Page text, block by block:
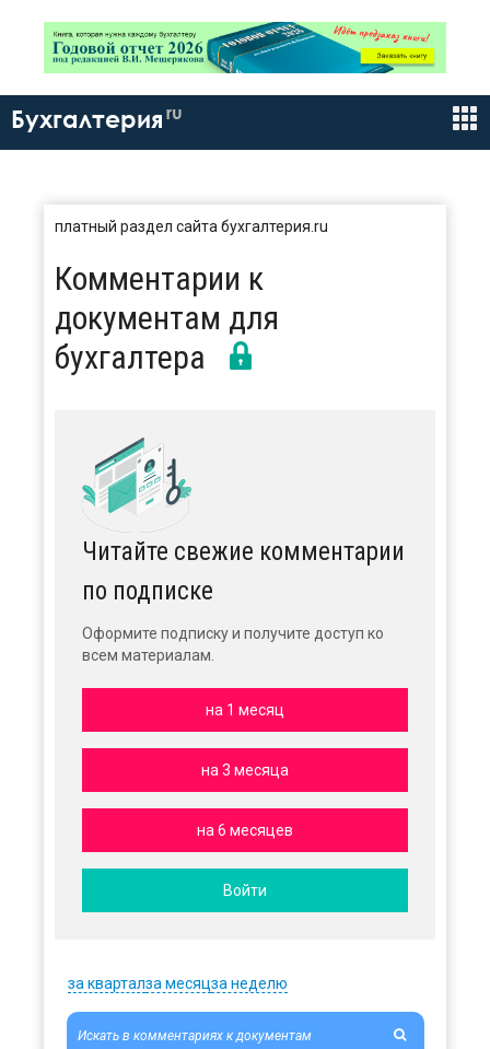
Бухгалтерия ru
платный раздел сайта бухгалтерия.ru
Комментарии к
документам для
бухгалтера
Читайте свежие комментарии
по подписке
Оформите подписку и получите доступ ко
всем материалам.
на 1 месяц
на 3 месяца
на 6 месяцев
Войти
за кварталза месяцза неделю